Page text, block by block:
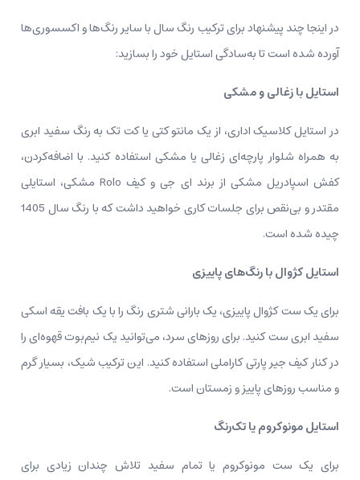
در اینجا چند پیشنهاد برای ترکیب رنگ سال با سایر رنگ‌ها و اکسسوری‌ها
آورده شده است تا به‌سادگی استایل خود را بسازید:
استایلبا زغالی و مشکی
در استایل کلاسیک اداری، از یک مانتو کتی یا کت تک به رنگ سفید ابری
به همراه شلوار پارچه‌ای زغالی یا مشکی استفاده کنید. با اضافه‌کردن،
کفش اسپادریل مشکی از برند ای جی و کیف Rolo مشکی، استایلی
مقتدر و بی‌نقص برای جلسات کاری خواهید داشت که با رنگ سال 1405
چیده شده است.
استایل کژوال با رنگ‌های پاییزی
برای یک ست کژوال پاییزی، یک بارانی شتری رنگ را با یک بافت یقه اسکی
سفید ابری ست کنید. برای روزهای سرد، می‌توانید یک نیم‌بوت قهوه‌ای را
در کنار کیف جیر پارتی کاراملی استفاده کنید. این ترکیب شیک، بسیار گرم
و مناسب روزهای پاییز و زمستان است.
استایل مونوکروم یا تک‌رنگ
برای یک ست مونوکروم یا تمام سفید تلاش چندان زیادی برای